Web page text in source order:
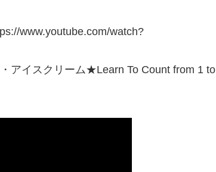
www.youtube.com/watch?
アイスクリーム★Learn To Count from 1 to